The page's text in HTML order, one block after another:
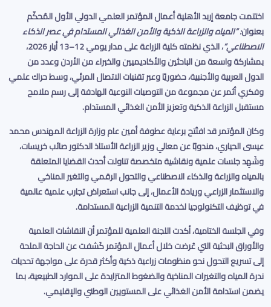
اختتمت جامعة إربد الأهلية أعمال المؤتمر العلمي الدولي الأول المُحكّم
بعنوان: “المياه والزراعة الذكية والأمن الغذائي المستدام في عصر الذكاء
الاصطناعي“
، الذي نظمته كلية الزراعة على مدار يومي 12–13 أيار 2026،
بمشاركة واسعة من الباحثين والأكاديميين والخبراء من الأردن وعدد من
الدول العربية والأجنبية، حضوريًا وعبر تقنيات الاتصال المرئي، وسط حراك علمي
وفكري أثمر عن مجموعة من التوصيات النوعية الهادفة إلى رسم ملامح
مستقبل الزراعة الذكية وتعزيز الأمن الغذائي المستدام.
وكان المؤتمر قد افتُتح برعاية عطوفة أمين عام وزارة الزراعة المهندس محمد
عيسى الحياري، مندوبًا عن معالي وزير الزراعة الأستاذ الدكتور صائب خريسات،
وشَهِد جلسات علمية ونقاشية متخصصة تناولت أحدث القضايا المتعلقة
بالمياه والزراعة والذكاء الاصطناعي والتحول الرقمي والتغير المناخي
والاستثمار الزراعي وريادة الأعمال، إلى جانب استعراض تجارب علمية عالمية
في توظيف التكنولوجيا لخدمة التنمية الزراعية المستدامة.
وفي الجلسة الختامية، أكدت اللجنة العلمية للمؤتمر أن النقاشات العلمية
والأوراق البحثية التي عُرضت خلال أعمال المؤتمر كَشفت عن الحاجة الملحة
إلى تسريع التحول نحو منظومات زراعية ذكية وأكثر قدرة على مواجهة تحديات
ندرة المياه والتغيرات المناخية والضغوط المتزايدة على الموارد الطبيعية، بما
يضمن استدامة الأمن الغذائي على المستويين الوطني والإقليمي.